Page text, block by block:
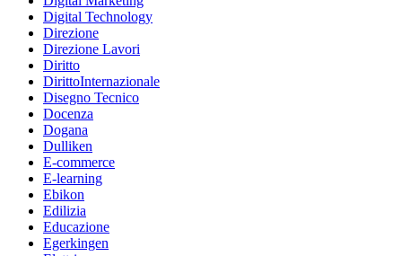
Digital Technology
Direzione
Direzione Lavori
Diritto
DirittoInternazionale
Disegno Tecnico
Docenza
Dogana
Dulliken
E-commerce
E-learning
Ebikon
Edilizia
Educazione
Egerkingen